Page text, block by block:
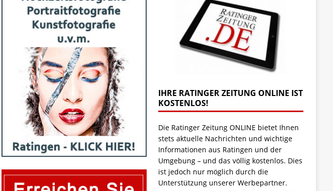
IHRE RATINGER ZEITUNG ONLINE IST
KOSTENLOS!
Die Ratinger Zeitung ONLINE bietet Ihnen
stets aktuelle Nachrichten und wichtige
Informationen aus Ratingen und der
Umgebung – und das völlig kostenlos. Dies
ist jedoch nur möglich durch die
Unterstützung unserer Werbepartner.